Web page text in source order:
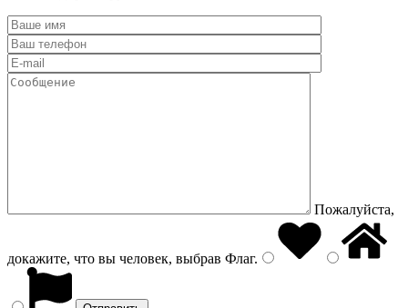
Пожалуйста,
докажите, что вы человек, выбрав Флаг.